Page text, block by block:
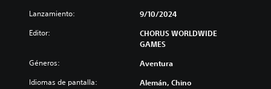
Lanzamiento: 9/10/2024
Editor:
CHORUS WORLDWIDE
GAMES
Géneros: Aventura
Idiomas de pantalla:
Alemán, Chino